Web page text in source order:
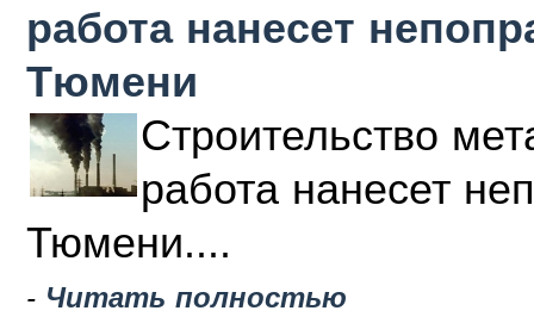
работа нанесет
Тюмени
Строительство
работа нанесет
Тюмени....
- Читать полностью